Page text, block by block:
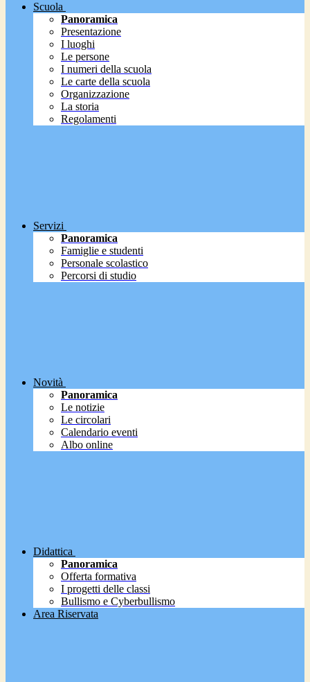
Scuola
Panoramica
Presentazione
I luoghi
Le persone
I numeri della scuola
Le carte della scuola
Organizzazione
La storia
Regolamenti
Servizi
Panoramica
Famiglie e studenti
Personale scolastico
Percorsi di studio
Novità
Panoramica
Le notizie
Le circolari
Calendario eventi
Albo online
Didattica
Panoramica
Offerta formativa
I progetti delle classi
Bullismo e Cyberbullismo
Area Riservata